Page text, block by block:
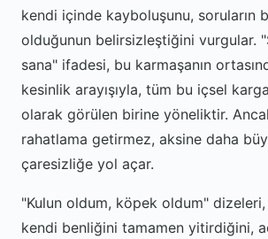
kendi içinde kayboluşunu, soruların
olduğunun belirsizleştiğini vurgular.
sana" ifadesi, bu karmaşanın
kesinlik arayışıyla, tüm bu içsel
olarak görülen birine yöneliktir.
rahatlama getirmez, aksine daha
çaresizliğe yol açar.
"Kulun oldum, köpek oldum" dizeleri,
kendi benliğini tamamen yitirdiğini,